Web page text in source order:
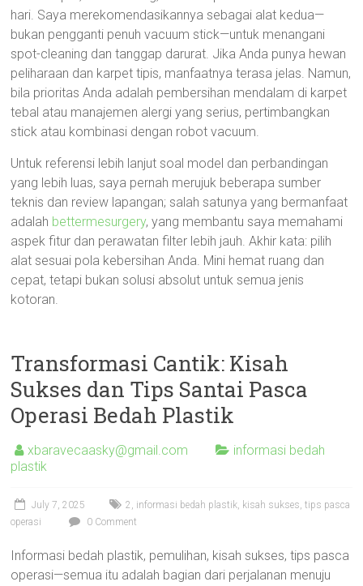
hari. Saya merekomendasikannya sebagai alat kedua—
bukan pengganti penuh vacuum stick—untuk menangani
spot-cleaning dan tanggap darurat. Jika Anda punya hewan
peliharaan dan karpet tipis, manfaatnya terasa jelas. Namun,
bila prioritas Anda adalah pembersihan mendalam di karpet
tebal atau manajemen alergi yang serius, pertimbangkan
stick atau kombinasi dengan robot vacuum.
Untuk referensi lebih lanjut soal model dan perbandingan
yang lebih luas, saya pernah merujuk beberapa sumber
teknis dan review lapangan; salah satunya yang bermanfaat
adalah bettermesurgery, yang membantu saya memahami
aspek fitur dan perawatan filter lebih jauh. Akhir kata: pilih
alat sesuai pola kebersihan Anda. Mini hemat ruang dan
cepat, tetapi bukan solusi absolut untuk semua jenis
kotoran.
Transformasi Cantik: Kisah
Sukses dan Tips Santai Pasca
Operasi Bedah Plastik
xbaravecaasky@gmail.com
informasi bedah
plastik
July 7, 2025 2 , informasi bedah plastik, kisah sukses,tips pasca
operasi
0 Comment
Informasi bedah plastik, pemulihan, kisah sukses, tips pasca
operasi—semua itu adalah bagian dari perjalanan menuju